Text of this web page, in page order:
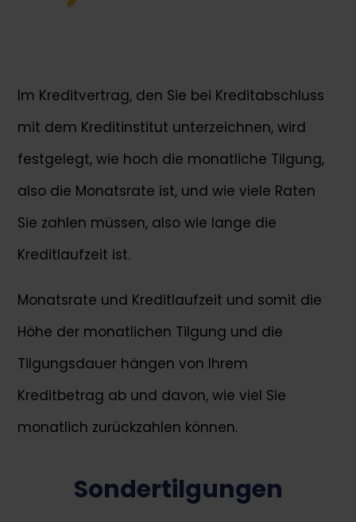
Im Kreditvertrag, den Sie bei Kreditabschluss
mit dem Kreditinstitut unterzeichnen, wird
festgelegt, wie hoch die monatliche Tilgung,
also die Monatsrate ist, und wie viele Raten
Sie zahlen müssen, also wie lange die
Kreditlaufzeit ist.
Monatsrate und Kreditlaufzeit und somit die
Höhe der monatlichen Tilgung und die
Tilgungsdauer hängen von Ihrem
Kreditbetrag ab und davon, wie viel Sie
monatlich zurückzahlen können.
Sondertilgungen